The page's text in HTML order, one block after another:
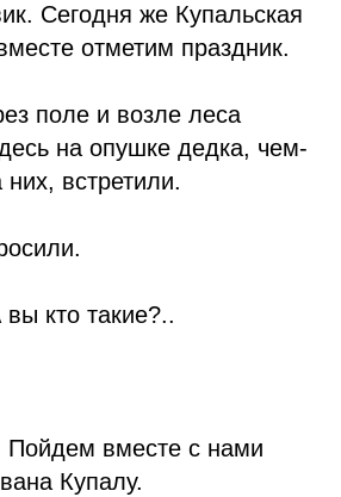
Сегодня же Купальская
отметим праздник.
поле и возле леса
на опушке дедка, чем-
встретили.
кто такие?..
вместе с нами
Купалу.